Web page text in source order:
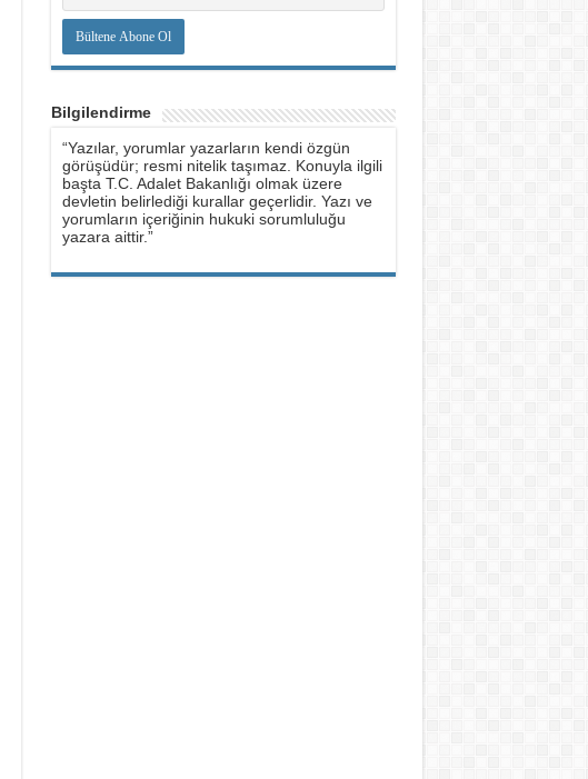
Bilgilendirme
“Yazılar, yorumlar yazarların kendi özgün
görüşüdür; resmi nitelik taşımaz. Konuyla ilgili
başta T.C. Adalet Bakanlığı olmak üzere
devletin belirlediği kurallar geçerlidir. Yazı ve
yorumların içeriğinin hukuki sorumluluğu
yazara aittir.”